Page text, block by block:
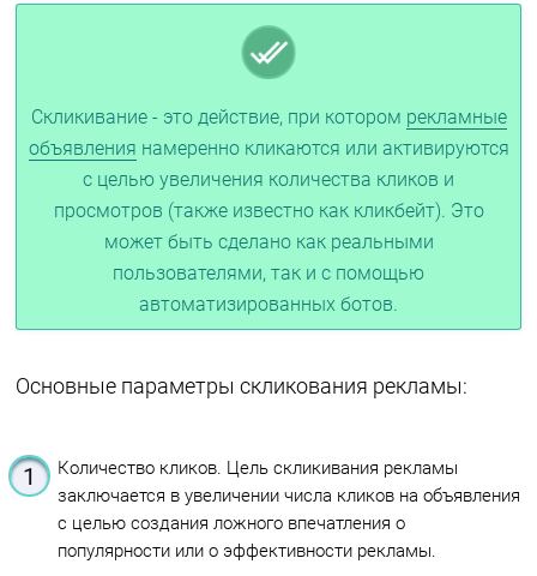
Скликивание - это действие, при котором рекламные
объявления намеренно кликаются или активируются
с целью увеличения количества кликов и
просмотров (также известно как кликбейт). Это
может быть сделано как реальными
пользователями, так и с помощью
автоматизированных ботов.
Основные параметры скликования рекламы:
Количество кликов. Цель скликивания рекламы
заключается в увеличении числа кликов на объявления
с целью создания ложного впечатления о
популярности или о эффективности рекламы.